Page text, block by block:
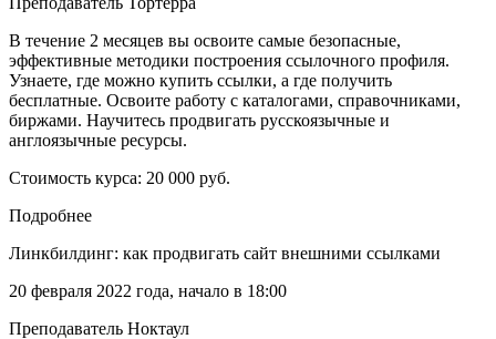
В течение 2 месяцев вы освоите самые безопасные,
эффективные методики построения ссылочного профиля.
Узнаете, где можно купить ссылки, а где получить
бесплатные. Освоите работу с каталогами, справочниками,
биржами. Научитесь продвигать русскоязычные и
англоязычные ресурсы.
Стоимость курса: 20 000 руб.
Подробнее
Линкбилдинг: как продвигать сайт внешними ссылками
20 февраля 2022 года, начало в 18:00
Преподаватель Ноктаул